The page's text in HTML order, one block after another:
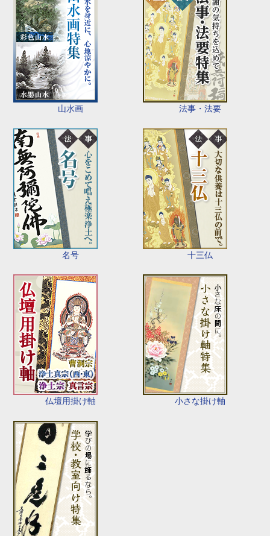
山水画 法事・法要
名号 十三仏
仏壇用掛け軸 小さな掛け軸